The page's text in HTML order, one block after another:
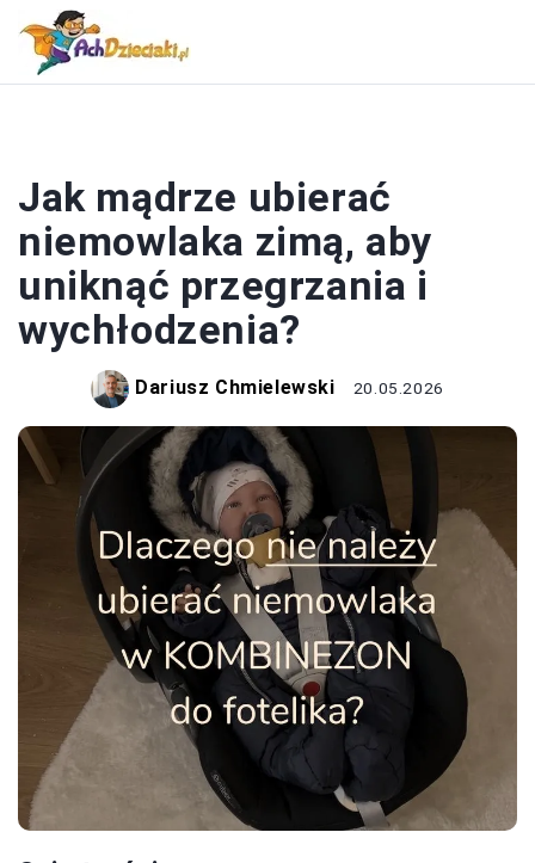
Jak mądrze ubierać
niemowlaka zimą, aby
uniknąć przegrzania i
wychłodzenia?
Dariusz Chmielewski 20.05.2026